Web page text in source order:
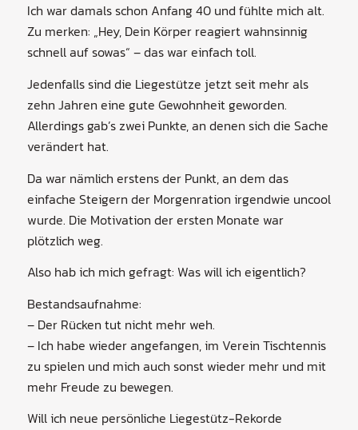
Ich war damals schon Anfang 40 und fühlte mich alt.
Zu merken: „Hey, Dein Körper reagiert wahnsinnig
schnell auf sowas“ – das war einfach toll.
Jedenfalls sind die Liegestütze jetzt seit mehr als
zehn Jahren eine gute Gewohnheit geworden.
Allerdings gab’s zwei Punkte, an denen sich die Sache
verändert hat.
Da war nämlich erstens der Punkt, an dem das
einfache Steigern der Morgenration irgendwie uncool
wurde. Die Motivation der ersten Monate war
plötzlich weg.
Also hab ich mich gefragt: Was will ich eigentlich?
Bestandsaufnahme:
– Der Rücken tut nicht mehr weh.
– Ich habe wieder angefangen, im Verein Tischtennis
zu spielen und mich auch sonst wieder mehr und mit
mehr Freude zu bewegen.
Will ich neue persönliche Liegestütz-Rekorde